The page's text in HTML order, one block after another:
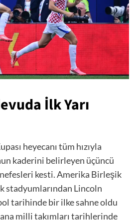
İlk Yarı
heyecanı tüm hızıyla
kaderini belirleyen üçüncü
kesti. Amerika Birleşik
stadyumlarından Lincoln
tarihinde bir ilke sahne oldu
milli takımları tarihlerinde